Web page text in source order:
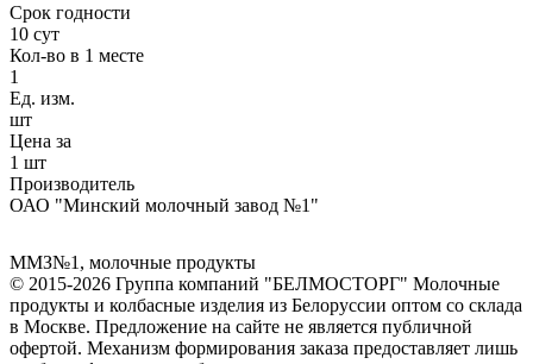
Срок годности
10 сут
Кол-во в 1 месте
1
Ед. изм.
шт
Цена за
1 шт
Производитель
ОАО "Минский молочный завод №1"
ММЗ№1 , молочные продукты
© 2015-2026 Группа компаний "БЕЛМОСТОРГ" Молочные
продукты и колбасные изделия из Белоруссии оптом со склада
в Москве. Предложение на сайте не является публичной
офертой. Механизм формирования заказа предоставляет лишь